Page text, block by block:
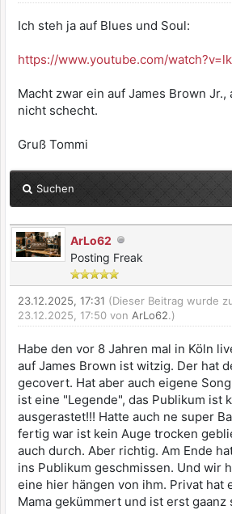
Ich steh ja auf Blues und Soul:
https://www.youtube.com/
Macht zwar ein auf James Brown
nicht schecht.
Gruß Tommi
Suchen
ArLo62
Posting Freak
23.12.2025, 17:31 (Dieser Beitrag wurde
23.12.2025, 17:50 von ArLo62.)
Habe den vor 8 Jahren mal in Köln
auf James Brown ist witzig. Der hat
gecovert. Hat aber auch eigene
ist eine "Legende", das Publikum ist
ausgerastet!!! Hatte auch ne super
fertig war ist kein Auge trocken
auch durch. Aber richtig. Am Ende
ins Publikum geschmissen. Und wir
eine hier hängen von ihm. Privat hat
Mama gekümmert und ist erst gaanz